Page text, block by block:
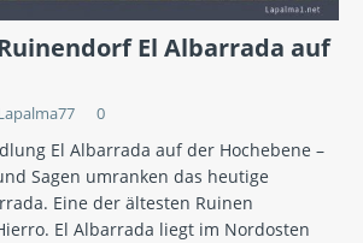
El Albarrada auf
0
El Albarrada auf der Hochebene –
Sagen umranken das heutige
Eine der ältesten Ruinen
El Albarrada liegt im Nordosten